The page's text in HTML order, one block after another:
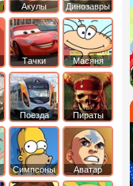
Акулы Динозавры
Тачки Масяня
Поезда
Пираты
Карибского
Моря
Симпсоны
Аватар
легенда об